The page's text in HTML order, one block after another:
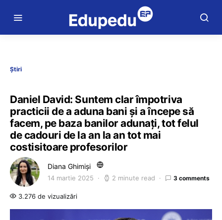
Știri
Daniel David: Suntem clar împotriva
practicii de a aduna bani și a începe să
facem, pe baza banilor adunați, tot felul
de cadouri de la an la an tot mai
costisitoare profesorilor
Diana Ghimiși
14 martie 2025 2 minute read 3 comments
3.276 de vizualizări